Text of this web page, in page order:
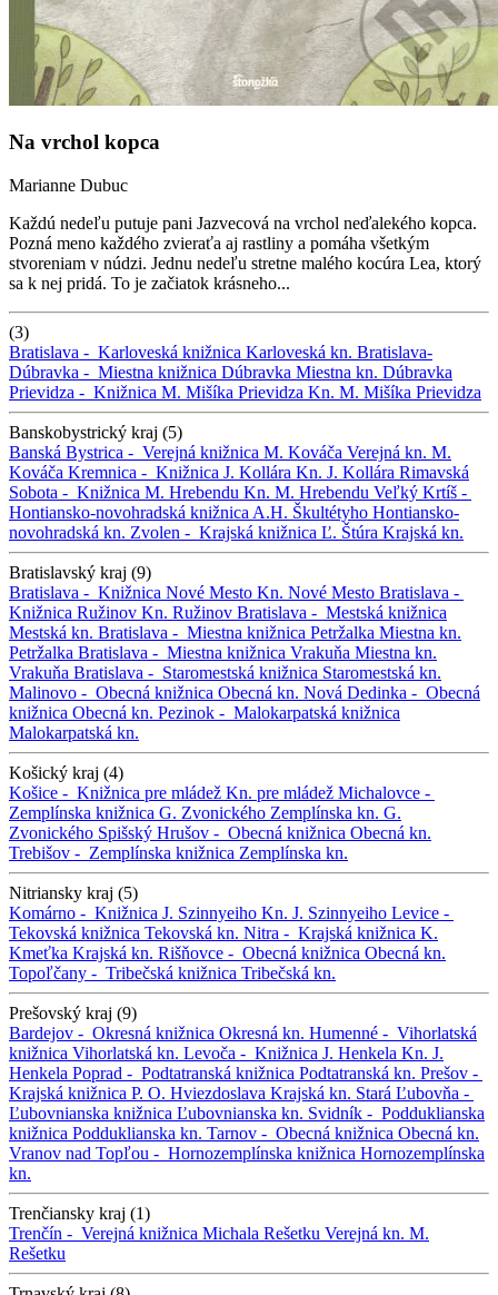
Na vrchol kopca
Marianne Dubuc
Každú nedeľu putuje pani Jazvecová na vrchol neďalekého kopca.
Pozná meno každého zvieraťa aj rastliny a pomáha všetkým
stvoreniam v núdzi. Jednu nedeľu stretne malého kocúra Lea, ktorý
sa k nej pridá. To je začiatok krásneho...
(3)
Bratislava - Karloveská knižnica Karloveská kn. Bratislava-
Dúbravka - Miestna knižnica Dúbravka Miestna kn. Dúbravka
Prievidza - Knižnica M. Mišíka Prievidza Kn. M. Mišíka Prievidza
Banskobystrický kraj (5)
Banská Bystrica - Verejná knižnica M. Kováča Verejná kn. M.
Kováča Kremnica - Knižnica J. Kollára Kn. J. Kollára Rimavská
Sobota - Knižnica M. Hrebendu Kn. M. Hrebendu Veľký Krtíš -
Hontiansko-novohradská knižnica A.H. Škultétyho Hontiansko-
novohradská kn. Zvolen - Krajská knižnica Ľ. Štúra Krajská kn.
Bratislavský kraj (9)
Bratislava - Knižnica Nové Mesto Kn. Nové Mesto Bratislava -
Knižnica Ružinov Kn. Ružinov Bratislava - Mestská knižnica
Mestská kn. Bratislava - Miestna knižnica Petržalka Miestna kn.
Petržalka Bratislava - Miestna knižnica Vrakuňa Miestna kn.
Vrakuňa Bratislava - Staromestská knižnica Staromestská kn.
Malinovo - Obecná knižnica Obecná kn. Nová Dedinka - Obecná
knižnica Obecná kn. Pezinok - Malokarpatská knižnica
Malokarpatská kn.
Košický kraj (4)
Košice - Knižnica pre mládež Kn. pre mládež Michalovce -
Zemplínska knižnica G. Zvonického Zemplínska kn. G.
Zvonického Spišský Hrušov - Obecná knižnica Obecná kn.
Trebišov - Zemplínska knižnica Zemplínska kn.
Nitriansky kraj (5)
Komárno - Knižnica J. Szinnyeiho Kn. J. Szinnyeiho Levice -
Tekovská knižnica Tekovská kn. Nitra - Krajská knižnica K.
Kmeťka Krajská kn. Rišňovce - Obecná knižnica Obecná kn.
Topoľčany - Tribečská knižnica Tribečská kn.
Prešovský kraj (9)
Bardejov - Okresná knižnica Okresná kn. Humenné - Vihorlatská
knižnica Vihorlatská kn. Levoča - Knižnica J. Henkela Kn. J.
Henkela Poprad - Podtatranská knižnica Podtatranská kn. Prešov -
Krajská knižnica P. O. Hviezdoslava Krajská kn. Stará Ľubovňa -
Ľubovnianska knižnica Ľubovnianska kn. Svidník - Podduklianska
knižnica Podduklianska kn. Tarnov - Obecná knižnica Obecná kn.
Vranov nad Topľou - Hornozemplínska knižnica Hornozemplínska
kn.
Trenčiansky kraj (1)
Trenčín - Verejná knižnica Michala Rešetku Verejná kn. M.
Rešetku